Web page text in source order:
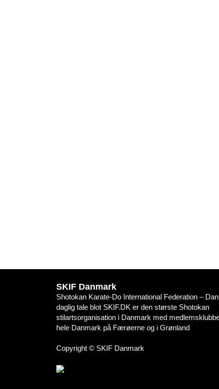
SKIF Danmark
Shotokan Karate-Do International Federation –
daglig tale blot SKIF.DK er den største Shotokan
stilartsorganisation i Danmark med
hele Danmark på Færøerne og i Grønland
Copyright © SKIF Danmark